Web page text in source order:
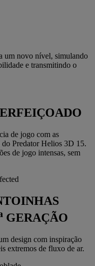
um novo nível, simulando
e transmitindo o
de jogo com as
Predator Helios 3D 15.
de jogo intensas, sem
GERAÇÃO
design com inspiração
extremos de fluxo de ar.